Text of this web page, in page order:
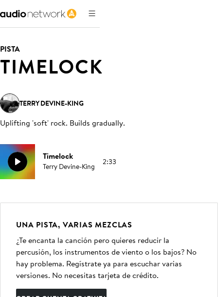
PISTA
TIMELOCK
TERRY DEVINE-KING
Uplifting 'soft' rock. Builds gradually.
Timelock
Terry Devine-King 2:33
UNA PISTA, VARIAS MEZCLAS
¿Te encanta la canción pero quieres reducir la
percusión, los instrumentos de viento o los bajos? No
hay problema. Regístrate ya para escuchar varias
versiones. No necesitas tarjeta de crédito.